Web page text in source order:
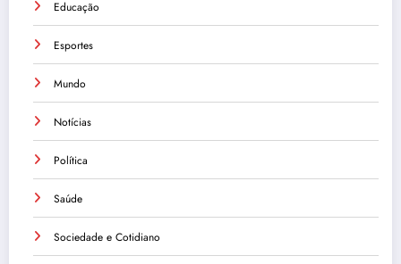
Educação
Esportes
Mundo
Notícias
Política
Saúde
Sociedade e Cotidiano